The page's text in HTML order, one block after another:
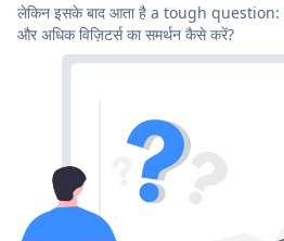
लेकिन इसके बाद आता है a tough
और अधिक विज़िटर्स का समर्थन कैसे करें?